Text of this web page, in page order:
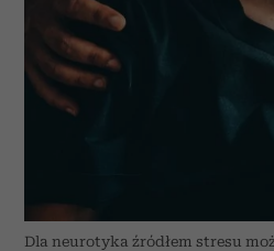
reaktywny”
Dla neurotyka źródłem stresu